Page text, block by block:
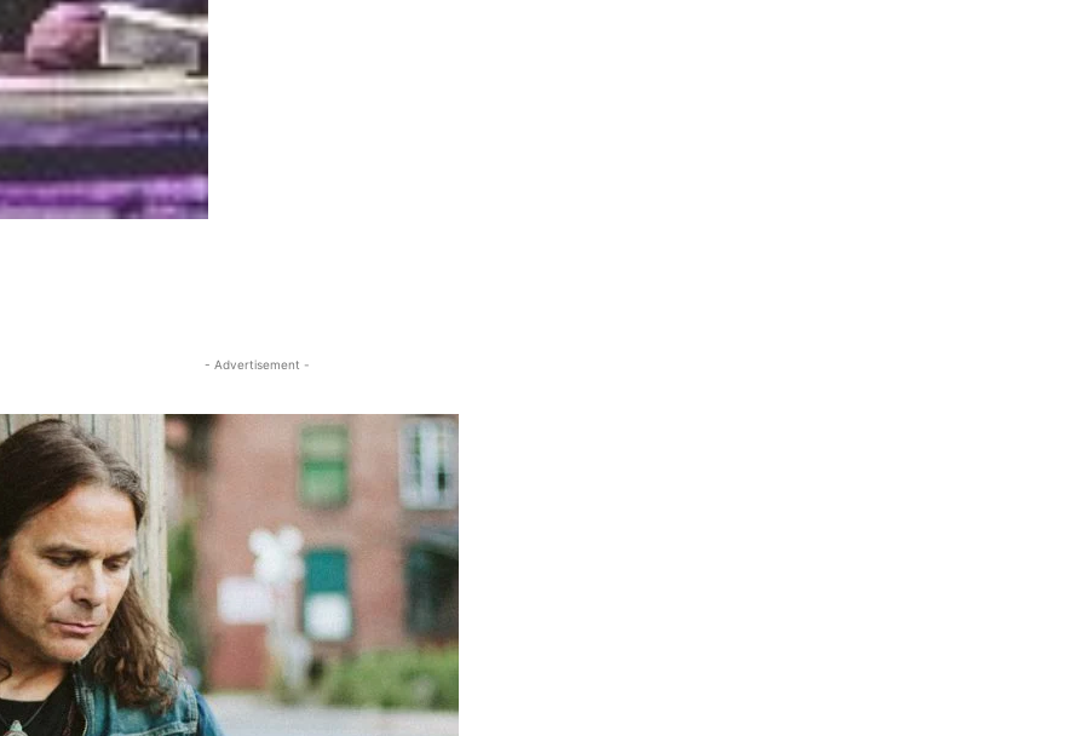
- Advertisement -